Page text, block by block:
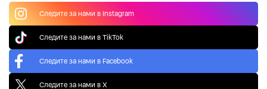
Следите за нами в Instagram
Следите за нами в TikTok
Следите за нами в Facebook
Следите за нами в X